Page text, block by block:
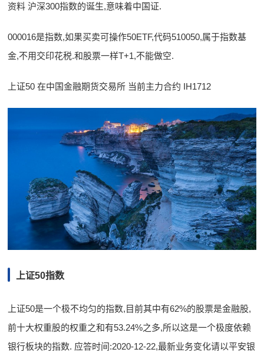
资料 沪深300指数的诞生,意味着中国证.
000016是指数,如果买卖可操作50ETF,代码510050,属于指数基
金,不用交印花税.和股票一样T+1,不能做空.
上证50 在中国金融期货交易所 当前主力合约 IH1712
上证50指数
上证50是一个极不均匀的指数,目前其中有62%的股票是金融股,
前十大权重股的权重之和有53.24%之多,所以这是一个极度依赖
银行板块的指数. 应答时间:2020-12-22,最新业务变化请以平安银